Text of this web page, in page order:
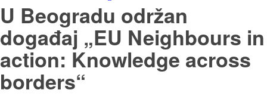
U Beogradu održan
događaj „EU Neighbours in
action: Knowledge across
borders“